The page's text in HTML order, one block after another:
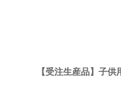
【受注生産品】子